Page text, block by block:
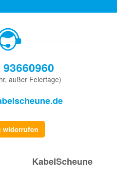
außer Feiertage)
widerrufen
KabelScheune